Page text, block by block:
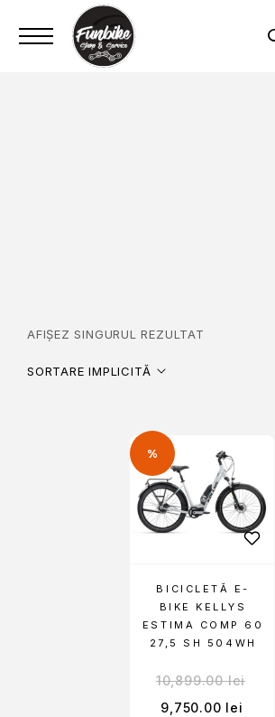
AFIȘEZ SINGURUL REZULTAT
SORTARE IMPLICITĂ
%
BICICLETĂ E-
BIKE KELLYS
ESTIMA COMP 60
27,5 SH 504WH
10,899.00lei
9,750.00 lei